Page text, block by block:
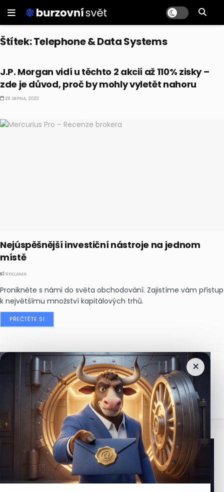
Štítek:Telephone & Data Systems
J.P. Morgan vidí u těchto 2 akcií až 110% zisky –
zde je důvod, proč by mohly vyletět nahoru
29 SRPNA, 2023
Nejúspěšnější investiční nástroje na jednom
místě
REKLAMA
Pronikněte s námi do světa obchodování. Zajistíme vám přístup
k největšímu množství kapitálových trhů.
PŘEČTĚTE SI
×
Nejčtenějšízprávy